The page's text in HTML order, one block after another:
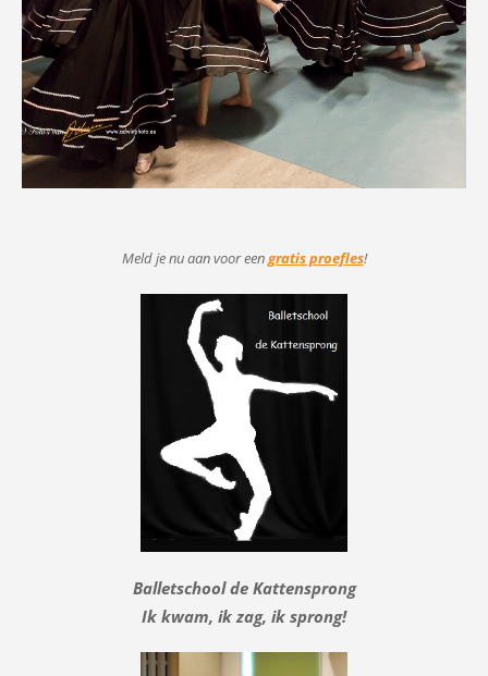
Meld je nu aan vooreengratis proefles!
Balletschool de Kattensprong
Ik kwam, ik zag, ik sprong!